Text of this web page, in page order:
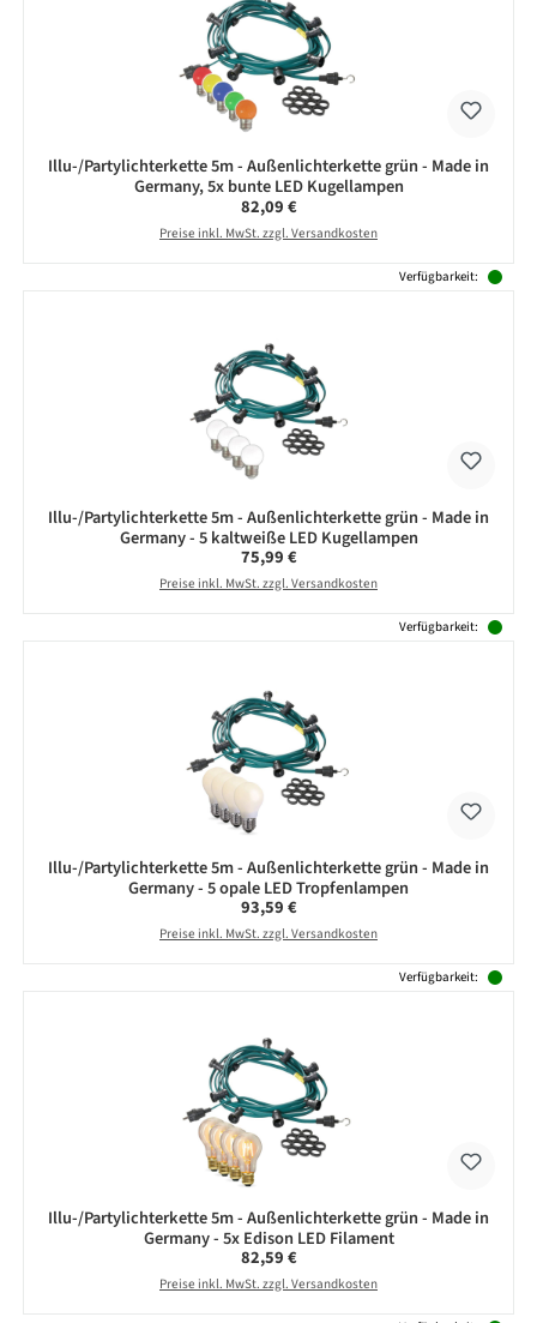
Illu-/Partylichterkette 5m - Außenlichterkette grün - Made in
Germany, 5x bunte LED Kugellampen
Regulärer Preis:
82,09 €
Preise inkl. MwSt. zzgl. Versandkosten
Verfügbarkeit:
Illu-/Partylichterkette 5m - Außenlichterkette grün - Made in
Germany - 5 kaltweiße LED Kugellampen
Regulärer Preis:
75,99 €
Preise inkl. MwSt. zzgl. Versandkosten
Verfügbarkeit:
Illu-/Partylichterkette 5m - Außenlichterkette grün - Made in
Germany - 5 opale LED Tropfenlampen
Regulärer Preis:
93,59 €
Preise inkl. MwSt. zzgl. Versandkosten
Verfügbarkeit:
Illu-/Partylichterkette 5m - Außenlichterkette grün - Made in
Germany - 5x Edison LED Filament
Regulärer Preis:
82,59 €
Preise inkl. MwSt. zzgl. Versandkosten